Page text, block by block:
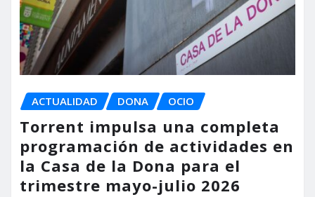
ACTUALIDAD DONA OCIO
Torrent impulsa una completa
programación de actividades en
la Casa de la Dona para el
trimestre mayo-julio 2026